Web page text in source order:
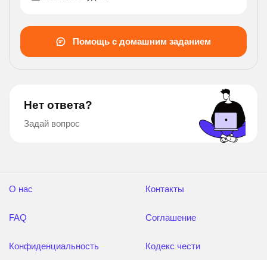
бассейна потребуется 12 ч. за какое время
Помощь с домашним заданием
Нет ответа?
Задай вопрос
О нас
FAQ
Конфиденциальность
Контакты
Соглашение
Кодекс чести